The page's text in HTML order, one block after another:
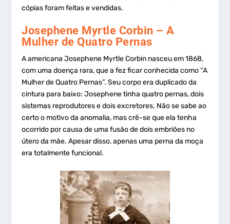
cópias foram feitas e vendidas.
Josephene Myrtle Corbin –A
Mulher de Quatro Pernas
A americana Josephene Myrtle Corbin nasceu em 1868,
com uma doença rara, que a fez ficar conhecida como “A
Mulher de Quatro Pernas”. Seu corpo era duplicado da
cintura para baixo: Josephene tinha quatro pernas, dois
sistemas reprodutores e dois excretores. Não se sabe ao
certo o motivo da anomalia, mas crê-se que ela tenha
ocorrido por causa de uma fusão de dois embriões no
útero da mãe. Apesar disso, apenas uma perna da moça
era totalmente funcional.